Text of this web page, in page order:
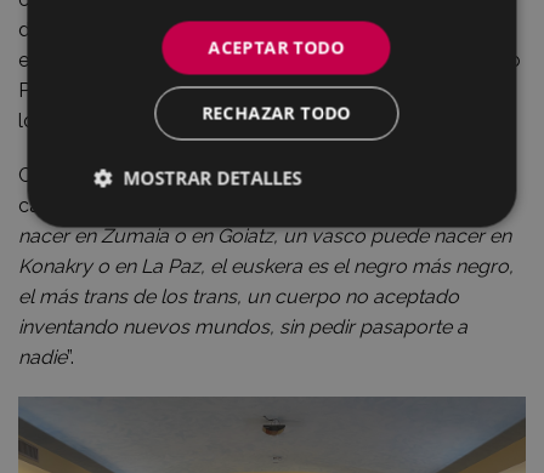
de eso que se llama integración, de la comprensión y el
entendimiento mutuo. Aquí podéis consultar en formato
PDF el
Bando de 2022y laoctavilla repartida
los hogares de Eibar.
Como decía el bertsolari Amets Arzalluz en la final del
campeonato del pasado domingo “
nacer en Zumaia o en Goiatz, un vasco puede nacer en
Konakry o en La Paz, el euskera es el negro más negro,
el más trans de los trans, un cuerpo no aceptado
inventando nuevos mundos, sin pedir pasaporte a
nadie”.
ACEPTAR TODO
RECHAZAR TODO
MOSTRAR DETALLES